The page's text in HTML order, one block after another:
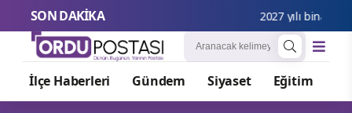
SON DAKİKA 2027 yılı bina
İlçe Haberleri Gündem Siyaset Eğitim